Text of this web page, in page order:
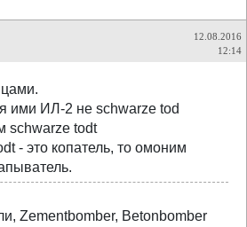
12.08.2016
12:14
ими ИЛ-2 не schwarze tod
schwarze todt
- это копатель, то омоним
Zementbomber, Betonbomber